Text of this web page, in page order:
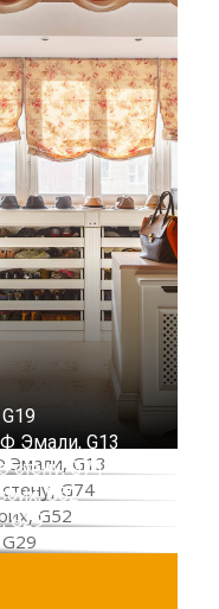
Эмали, G13
стену, G74
G52
G29